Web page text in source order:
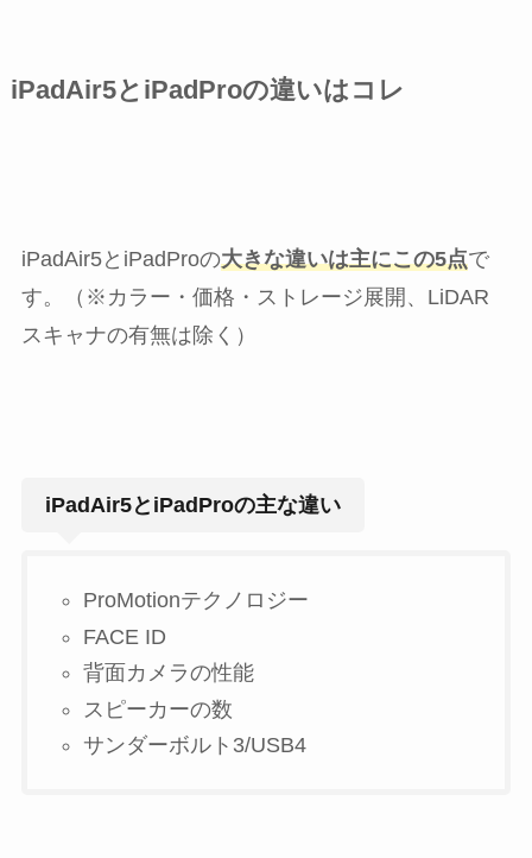
iPadAir5とiPadProの違いはコレ
iPadAir5とiPadProの大きな違いは主にこの5点で
す。（※カラー・価格・ストレージ展開、LiDAR
スキャナの有無は除く）
iPadAir5とiPadProの主な違い
ProMotionテクノロジー
FACE ID
背面カメラの性能
スピーカーの数
サンダーボルト3/USB4